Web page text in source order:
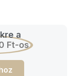
a
Ft-os